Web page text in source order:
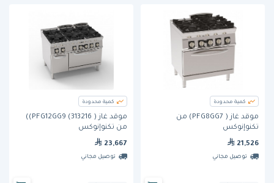
كمية محدودة
موقد غاز ( PFG8GG7) من
تكنوإنوكس
21,526
توصيل مجاني
كمية محدودة
موقد غاز ( PFG12GG9 (313216))
من تكنوإنوكس
23,667
توصيل مجاني